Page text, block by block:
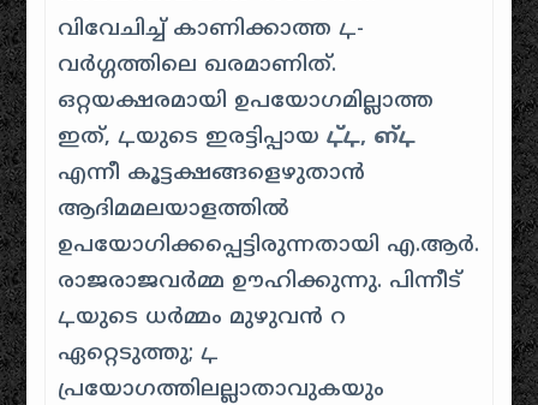
വിവേചിച്ച് കാണിക്കാത്ത ഺ-
വർഗ്ഗത്തിലെ ഖരമാണിത്.
ഒറ്റയക്ഷരമായി ഉപയോഗമില്ലാത്ത
ഇത്, ഺയുടെ ഇരട്ടിപ്പായ ഺ്ഺ, ഩ്ഺ
എന്നീ കൂട്ടക്ഷങ്ങളെഴുതാൻ
ആദിമമലയാളത്തിൽ
ഉപയോഗിക്കപ്പെട്ടിരുന്നതായി എ.ആർ.
രാജരാജവർമ്മ ഊഹിക്കുന്നു. പിന്നീട്
ഺയുടെ ധർമ്മം മുഴുവൻ റ
ഏറ്റെടുത്തു; ഺ
പ്രയോഗത്തിലല്ലാതാവുകയും